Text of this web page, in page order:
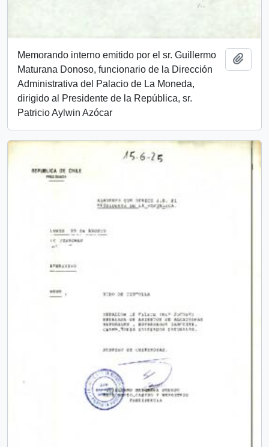
Memorando interno emitido por el sr. Guillermo
Maturana Donoso, funcionario de la Dirección
Administrativa del Palacio de La Moneda,
dirigido al Presidente de la República, sr.
Patricio Aylwin Azócar